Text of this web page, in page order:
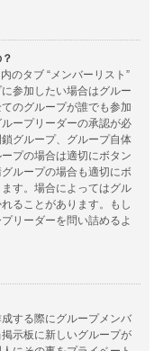
のタブ “メンバーリスト”
参加したい場合はグルー
のグループが誰でも参加
ープリーダーの承認が必
グループ、グループ自体
プの場合は適切にボタン
ループの場合も適切にボ
す。場合によってはグル
ることがあります。もし
リーダーを問い詰めるよ
する際にグループメンバ
示板に新しいグループが